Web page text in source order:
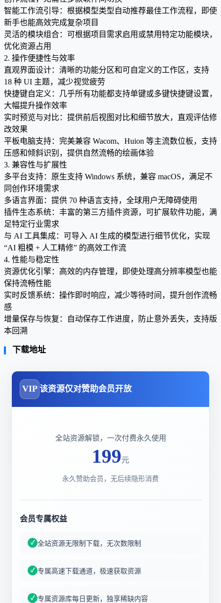
智能工作流引导：根据模型类型自动推荐最佳工作流程，即使
新手也能高效完成复杂项目
灵活的模块组合：可根据项目需求启用或禁用特定功能模块，
优化资源占用
2. 操作便捷性与效率
直观界面设计：清晰的功能分区和可自定义的工作区，支持
18 种 UI 主题，减少视觉疲劳
快捷键自定义：几乎所有功能都支持单键或多键快捷键设置，
大幅提升操作效率
实时预览与对比：提供前后视图对比和细节放大，直观评估修
改效果
平板电脑支持：完美兼容 Wacom、Huion 等主流数位板，支持
压感和倾斜识别，提供自然流畅的绘画体验
3. 兼容性与扩展性
多平台支持：原生支持 Windows 系统，兼容 macOS，满足不
同创作环境需求
多语言界面：提供 70 种语言支持，全球用户无障碍使用
插件生态系统：丰富的第三方插件资源，可扩展软件功能，满
足特定行业需求
与 AI 工具集成：可导入 AI 生成的模型进行细节优化，实现
“AI 粗模 + 人工精修” 的高效工作流
4. 性能与稳定性
资源优化引擎：高效的内存管理，即使处理高分辨率模型也能
保持流畅性能
实时反馈系统：操作即时响应，减少等待时间，提升创作流畅
感
增量保存与恢复：自动保存工作进度，防止意外丢失，支持版
本回溯
下载地址
VIP 该资源仅对赞助会员开放
全站资源解锁，一次付费永久使用
199元
永久赞助会员，无后续隐形消费
会员专属权益
全站资源无限制下载，无次数限制
专属高速下载通道，极速获取资源
专属资源库每日更新，独享稀缺内容